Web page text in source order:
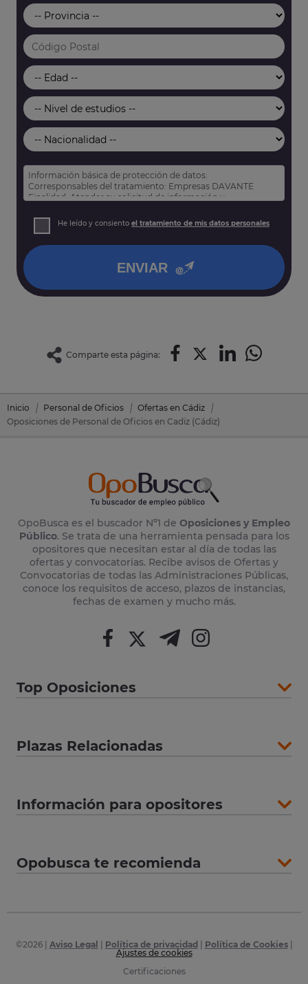
Información básica de protección de datos:
Corresponsables del tratamiento: Empresas DAVANTE
Finalidad: Atender su solicitud de información y
Derechos: Puede acceder, rectificar y suprimir sus datos,
así como otros derechos tal y como se explica en nuestra
He leído y consiento el tratamiento de mis datos personales
ENVIAR
Comparte esta página:
Inicio Personal de Oficios
Ofertas en Cádiz
Oposiciones de Personal de Oficios en Cadiz (Cádiz)
OpoBusca es el buscador Nº1 de Oposiciones y Empleo
Público. Se trata de una herramienta pensada para los
opositores que necesitan estar al día de todas las
ofertas y convocatorias. Recibe avisos de Ofertas y
Convocatorias de todas las Administraciones Públicas,
conoce los requisitos de acceso, plazos de instancias,
fechas de examen y mucho más.
Top Oposiciones
Plazas Relacionadas
Información para opositores
Opobusca te recomienda
©2026| Aviso Legal Política de privacidad Política de Cookies|
Ajustes de cookies
Certificaciones